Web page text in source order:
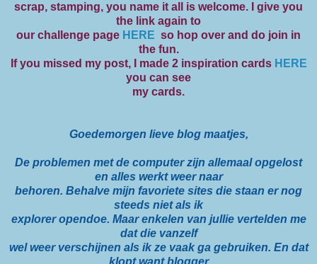
scrap, stamping, you name it all is welcome. I give you
the link again to
our challenge page HERE so hop over and do join in
the fun.
If you missed my post, I made 2 inspiration cards HERE
you can see
my cards.
Goedemorgen lieve blog maatjes,
De problemen met de computer zijn allemaal opgelost
en alles werkt weer naar
behoren. Behalve mijn favoriete sites die staan er nog
steeds niet als ik
explorer opendoe. Maar enkelen van jullie vertelden me
dat die vanzelf
wel weer verschijnen als ik ze vaak ga gebruiken. En dat
klopt want blogger